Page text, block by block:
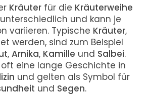
Kräuter für die Kräuterweihe
und kann je
variieren. Typische Kräuter,
werden, sind zum Beispiel
, Arnika, Kamille und Salbei.
eine lange Geschichte in
und gelten als Symbol für
und Segen.